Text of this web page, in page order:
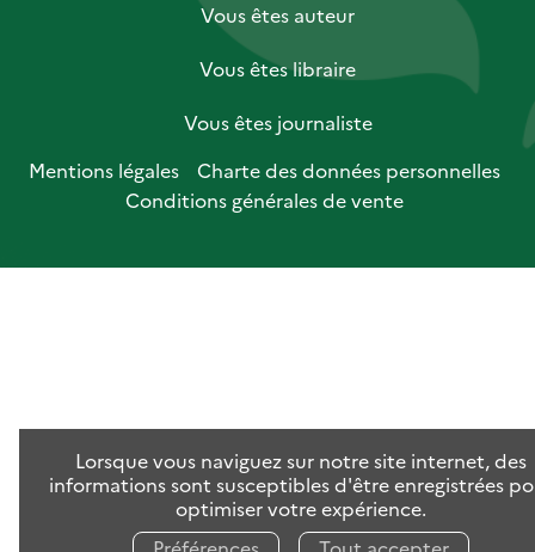
Lorsque vous naviguez sur notre site internet, des
informations sont susceptibles d'être enregistrées
optimiser votre expérience.
Vous êtes auteur
Vous êtes libraire
Vous êtes journaliste
Mentions légales
Charte des données personnelles
Conditions générales de vente